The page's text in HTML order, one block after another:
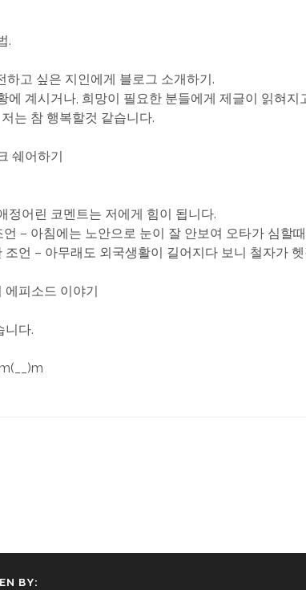
.
하고 싶은 지인에게 블로그 소개하기.
에 계시거나, 희망이 필요한 분들에게 제글이 읽혀지
는 참 행복할것 같습니다.
쉐어하기
정어린 코멘트는 저에게 힘이 됩니다.
언 – 아침에는 노안으로 눈이 잘 안보여 오타가 심할
조언 – 아무래도 외국생활이 길어지다 보니 철자가
피소드 이야기
니다.
BY: